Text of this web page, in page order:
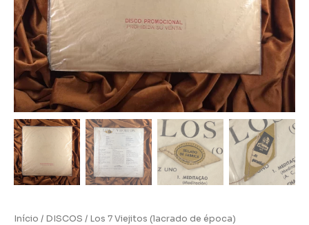
Início / DISCOS / Los 7 Viejitos (lacrado de época)